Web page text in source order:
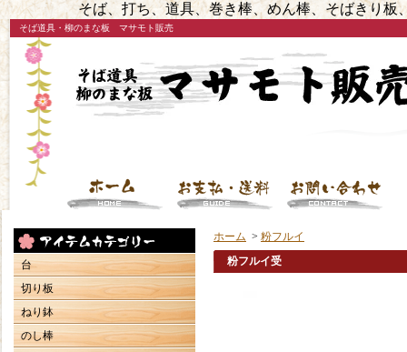
そば、打ち、道具、巻き棒、めん棒、そばきり板
そば道具・柳のまな板 マサモト販売
台
切り板
ねり鉢
のし棒
ホーム > 粉フルイ
粉フルイ受